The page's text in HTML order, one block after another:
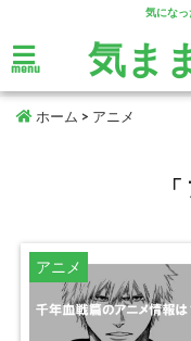
気にな
menu 気ま
ホーム > アニメ
アニメ